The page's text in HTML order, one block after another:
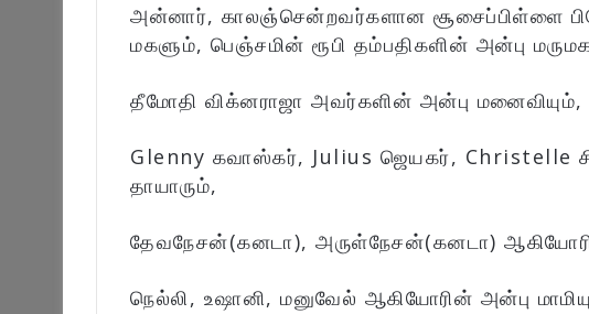
அன்னார், காலஞ்சென்றவர்களான சூசைப்பிள்ளை
மகளும், பெஞ்சமின் ரூபி தம்பதிகளின் அன்பு
தீமோதி விக்னராஜா அவர்களின் அன்பு மனைவியும்,
Glenny கவாஸ்கர், Julius ஜெயகர், Christelle
தாயாரும்,
தேவநேசன்(கனடா), அருள்நேசன்(கனடா)
நெல்லி, உஷானி, மனுவேல் ஆகியோரின் அன்பு